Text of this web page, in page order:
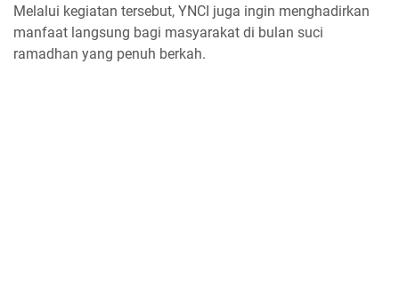
Melalui kegiatan tersebut, YNCI juga ingin menghadirkan
manfaat langsung bagi masyarakat di bulan suci
ramadhan yang penuh berkah.